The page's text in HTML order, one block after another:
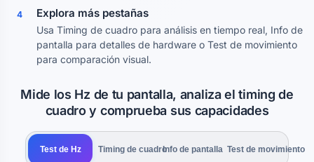
4 Explora más pestañas
Usa Timing de cuadro para análisis en tiempo real, Info de
pantalla para detalles de hardware o Test de movimiento
para comparación visual.
Mide los Hz de tu pantalla, analiza el timing de
cuadro y comprueba sus capacidades
Test de Hz Timing de cuadroInfo de pantalla Test de movimiento